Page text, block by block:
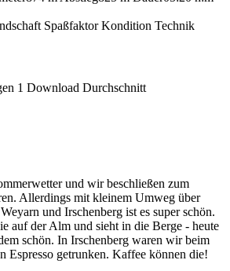
Spaßfaktor Kondition Technik
1 Download Durchschnitt
und wir beschließen zum
Allerdings mit kleinem Umweg über
und Irschenberg ist es super schön.
auf der Alm und sieht in die Berge - heute
schön. In Irschenberg waren wir beim
Espresso getrunken. Kaffee können die!